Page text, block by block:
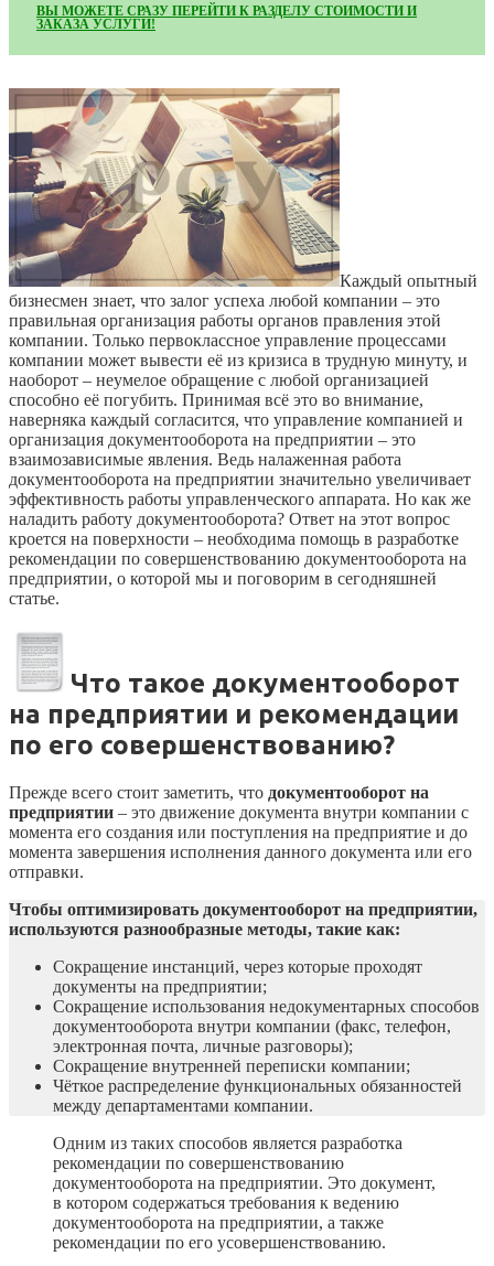
ВЫ МОЖЕТЕ СРАЗУ ПЕРЕЙТИ К РАЗДЕЛУ СТОИМОСТИ И
ЗАКАЗА УСЛУГИ!
Каждый опытный
бизнесмен знает, что залог успеха любой компании – это
правильная организация работы органов правления этой
компании. Только первоклассное управление процессами
компании может вывести её из кризиса в трудную минуту, и
наоборот – неумелое обращение с любой организацией
способно её погубить. Принимая всё это во внимание,
наверняка каждый согласится, что управление компанией и
организация документооборота на предприятии – это
взаимозависимые явления. Ведь налаженная работа
документооборота на предприятии значительно увеличивает
эффективность работы управленческого аппарата. Но как же
наладить работу документооборота? Ответ на этот вопрос
кроется на поверхности – необходима помощь в разработке
рекомендации по совершенствованию документооборота на
предприятии, о которой мы и поговорим в сегодняшней
статье.
Что такое документооборот
на предприятии и рекомендации
по его совершенствованию?
Прежде всего стоит заметить, что документооборот на
предприятии – это движение документа внутри компании с
момента его создания или поступления на предприятие и до
момента завершения исполнения данного документа или его
отправки.
Чтобы оптимизировать документооборот на предприятии,
используются разнообразные методы, такие как:
Сокращение инстанций, через которые проходят
документы на предприятии;
Сокращение использования недокументарных способов
документооборота внутри компании (факс, телефон,
электронная почта, личные разговоры);
Сокращение внутренней переписки компании;
Чёткое распределение функциональных обязанностей
между департаментами компании.
Одним из таких способов является разработка
рекомендации по совершенствованию
документооборота на предприятии. Это документ,
в котором содержаться требования к ведению
документооборота на предприятии, а также
рекомендации по его усовершенствованию.